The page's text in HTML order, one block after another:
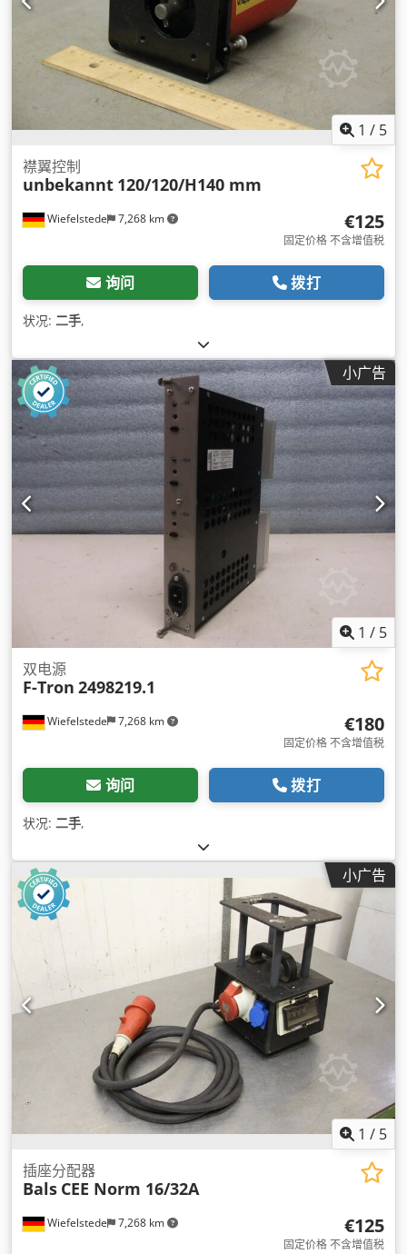
1 / 5
Wiefelstede 7,268 km
襟翼控制
unbekannt 120/120/H140 mm
€125
固定价格 不含增值税
询问 拨打
状况: 二手,
小广告
1 / 5
Wiefelstede 7,268 km
双电源
F-Tron 2498219.1
€180
固定价格 不含增值税
询问 拨打
状况: 二手,
小广告
1 / 5
Wiefelstede 7,268 km
插座分配器
Bals CEE Norm 16/32A
€125
固定价格 不含增值税